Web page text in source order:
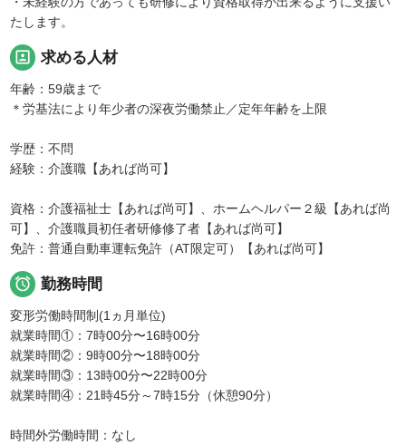
たします。
portrait 求める人材
年齢：59歳まで
＊労基法により年少者の深夜労働禁止／定年年齢を上限
学歴：不問
経験：介護職【あれば尚可】
資格：介護福祉士【あれば尚可】、ホームヘルパー２級【あれば尚
可】、介護職員初任者研修修了者【あれば尚可】
免許：普通自動車運転免許（AT限定可）【あれば尚可】
 勤務時間
変形労働時間制(1ヵ月単位)
就業時間①：7時00分〜16時00分
就業時間②：9時00分〜18時00分
就業時間③：13時00分〜22時00分
就業時間④：21時45分～7時15分（休憩90分）
時間外労働時間：なし